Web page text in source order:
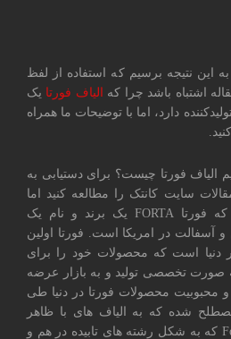
این نتیجه برسیم که استفاده از لفظ
اشتباه باشد چرا که الیاف فورتا یک
دارد، اما با توضیحات ما همراه
الیاف فورتا چیست؟ برای دستیابی به
سایت کانتک را مطالعه کنید اما
بصورت اجمالی باید گفت که فورتا FORTA یک برند و نام یک
و آسفالت در امریکا است. فورتا اولین
در دنیا است که محصولات خود را برای
تخصصی تولید و به بازار عرضه
و محبوبیت محصولات فورتا در دنیا طی
مصطلح شده که به الیاف های با ظاهر
الیاف فورتا فررو Forta-Ferro که به شکل رشته های تابیده در هم و